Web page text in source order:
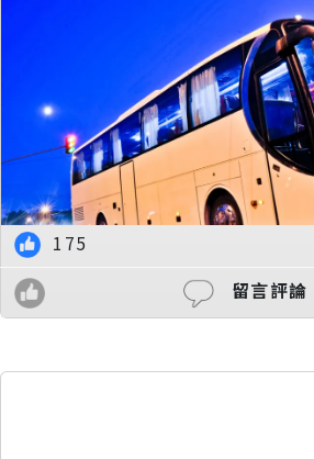
175
留言評論